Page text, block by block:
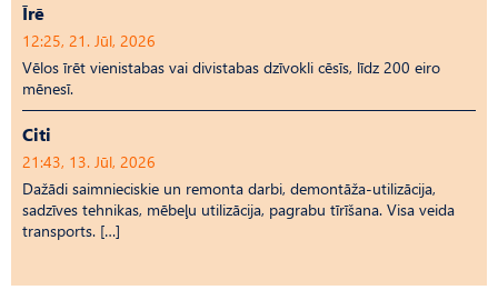
Īrē
12:25, 21. Jūl, 2026
Vēlos īrēt vienistabas vai divistabas dzīvokli cēsīs, līdz 200 eiro
mēnesī.
Citi
21:43, 13. Jūl, 2026
Dažādi saimnieciskie un remonta darbi, demontāža-utilizācija,
sadzīves tehnikas, mēbeļu utilizācija, pagrabu tīrīšana. Visa veida
transports. […]